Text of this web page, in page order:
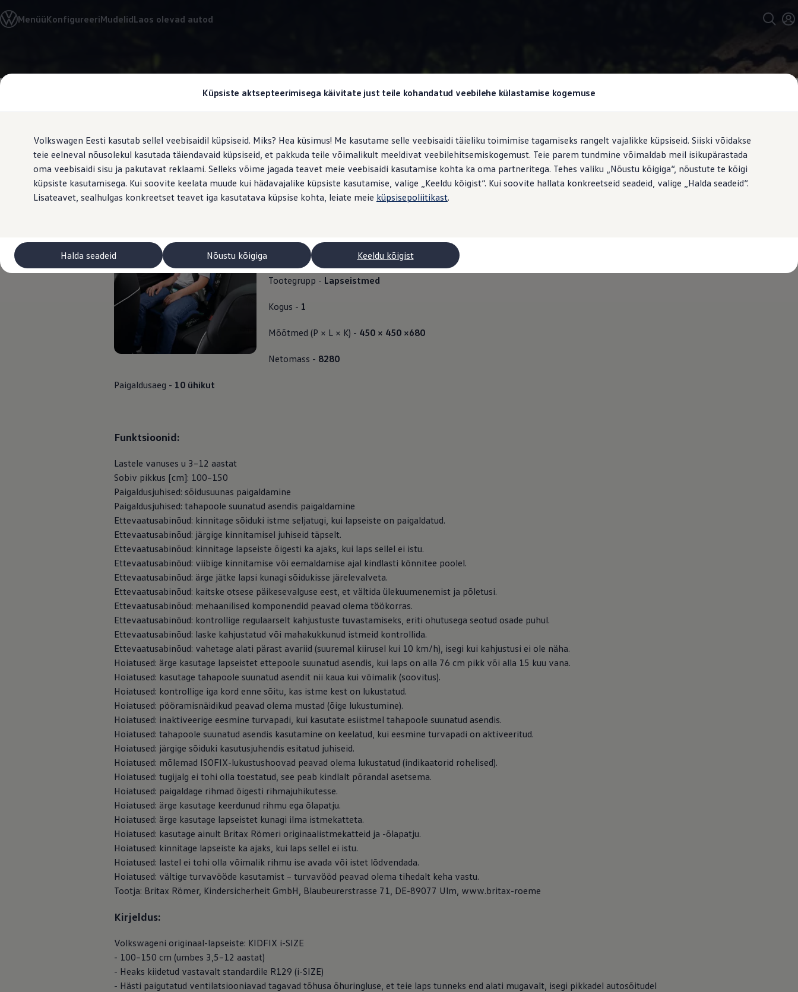
Küpsiste aktsepteerimisega käivitate just teile kohandatud veebilehe külastamise kogemuse
Volkswagen Eesti kasutab sellel veebisaidil küpsiseid. Miks? Hea küsimus! Me kasutame selle veebisaidi täieliku toimimise tagamiseks rangelt vajalikke küpsiseid. Siiski võidakse
teie eelneval nõusolekul kasutada täiendavaid küpsiseid, et pakkuda teile võimalikult meeldivat veebilehitsemiskogemust. Teie parem tundmine võimaldab meil isikupärastada
oma veebisaidi sisu ja pakutavat reklaami. Selleks võime jagada teavet meie veebisaidi kasutamise kohta ka oma partneritega. Tehes valiku „Nõustu kõigiga“, nõustute te kõigi
küpsiste kasutamisega. Kui soovite keelata muude kui hädavajalike küpsiste kasutamise, valige „Keeldu kõigist“. Kui soovite hallata konkreetseid seadeid, valige „Halda seadeid“.
Lisateavet, sealhulgas konkreetset teavet iga kasutatava küpsise kohta, leiate meie küpsisepoliitikast.
Nõustu kõigiga Keeldu kõigist
Halda seadeid
põhisisu
jaluse
MenüüKonfigureeriMudelidLaos olevad autod
Valige oma Volkswagen
Mudelid ja konfiguraator
Autovahetus
Liising
Tasuta registreerimistasu sinu uuele Volkswagenile!
Tiguani pistikhübriid
Elektriautod ja hübriidautod
Pistikhübriid
Golf eHybrid
Touareg eHybrid
Ära iial ütle iial
ID. teadmised
Laadimine ja sõiduulatus
Tehnoloogia ja arendus
Üleminek e-mobiilsusele
Jätkusuutlikkus
Elektrisõidukid töökojas: lõpp õlivahetustele
VW Connect teie ID. jaoks.
Fleet Interface Data
Teenindus ja varuosad
Volkswageni eelised
Mootoriõli ja töövedelikud
Veljed ja rehvid
Avarii- ja rikkeabi
Sise- ja väliskaitse
Transpordi- ja pagasilahendused
Isikupärastamine
Seinalaadija ja laadimiskaablid
Tagasikutsumiskampaaniad
Hoiatus- ja märgutuled
Teie Volkswageni uusimad tarkvaravärskendused
Teie Volkswageni uusimad tarkvaravärskendused
Digitaalne juhend
Takata turvapadja ohutusalane tagasikutsumine
i-SIZE Kidfix lastele vanuses 3,5 kuni 12 aastat / kasvule 100–150 cm, standardi R129 kohaselt
Volkswagen
Tootegrupp - Lapseistmed
Kogus - 1
Mõõtmed (P × L × K) - 450 × 450 ×680
Netomass - 8280
Paigaldusaeg - 10 ühikut
Funktsioonid:
Lastele vanuses u 3–12 aastat
Sobiv pikkus [cm]: 100–150
Paigaldusjuhised: sõidusuunas paigaldamine
Paigaldusjuhised: tahapoole suunatud asendis paigaldamine
Ettevaatusabinõud: kinnitage sõiduki istme seljatugi, kui lapseiste on paigaldatud.
Ettevaatusabinõud: järgige kinnitamisel juhiseid täpselt.
Ettevaatusabinõud: kinnitage lapseiste õigesti ka ajaks, kui laps sellel ei istu.
Ettevaatusabinõud: viibige kinnitamise või eemaldamise ajal kindlasti kõnnitee poolel.
Ettevaatusabinõud: ärge jätke lapsi kunagi sõidukisse järelevalveta.
Ettevaatusabinõud: kaitske otsese päikesevalguse eest, et vältida ülekuumenemist ja põletusi.
Ettevaatusabinõud: mehaanilised komponendid peavad olema töökorras.
Ettevaatusabinõud: kontrollige regulaarselt kahjustuste tuvastamiseks, eriti ohutusega seotud osade puhul.
Ettevaatusabinõud: laske kahjustatud või mahakukkunud istmeid kontrollida.
Ettevaatusabinõud: vahetage alati pärast avariid (suuremal kiirusel kui 10 km/h), isegi kui kahjustusi ei ole näha.
Hoiatused: ärge kasutage lapseistet ettepoole suunatud asendis, kui laps on alla 76 cm pikk või alla 15 kuu vana.
Hoiatused: kasutage tahapoole suunatud asendit nii kaua kui võimalik (soovitus).
Hoiatused: kontrollige iga kord enne sõitu, kas istme kest on lukustatud.
Hoiatused: pööramisnäidikud peavad olema mustad (õige lukustumine).
Hoiatused: inaktiveerige eesmine turvapadi, kui kasutate esiistmel tahapoole suunatud asendis.
Hoiatused: tahapoole suunatud asendis kasutamine on keelatud, kui eesmine turvapadi on aktiveeritud.
Hoiatused: järgige sõiduki kasutusjuhendis esitatud juhiseid.
Hoiatused: mõlemad ISOFIX-lukustushoovad peavad olema lukustatud (indikaatorid rohelised).
Hoiatused: tugijalg ei tohi olla toestatud, see peab kindlalt põrandal asetsema.
Hoiatused: paigaldage rihmad õigesti rihmajuhikutesse.
Hoiatused: ärge kasutage keerdunud rihmu ega õlapatju.
Hoiatused: ärge kasutage lapseistet kunagi ilma istmekatteta.
Hoiatused: kasutage ainult Britax Römeri originaalistmekatteid ja -õlapatju.
Hoiatused: kinnitage lapseiste ka ajaks, kui laps sellel ei istu.
Hoiatused: lastel ei tohi olla võimalik rihmu ise avada või istet lõdvendada.
Hoiatused: vältige turvavööde kasutamist – turvavööd peavad olema tihedalt keha vastu.
Tootja: Britax Römer, Kindersicherheit GmbH, Blaubeurerstrasse 71, DE-89077 Ulm, www.britax-roeme
Kirjeldus:
Volkswageni originaal-lapseiste: KIDFIX i-SIZE
- 100–150 cm (umbes 3,5–12 aastat)
- Heaks kiidetud vastavalt standardile R129 (i-SIZE)
- Hästi paigutatud ventilatsiooniavad tagavad tõhusa õhuringluse, et teie laps tunneks end alati mugavalt, isegi pikkadel autosõitudel